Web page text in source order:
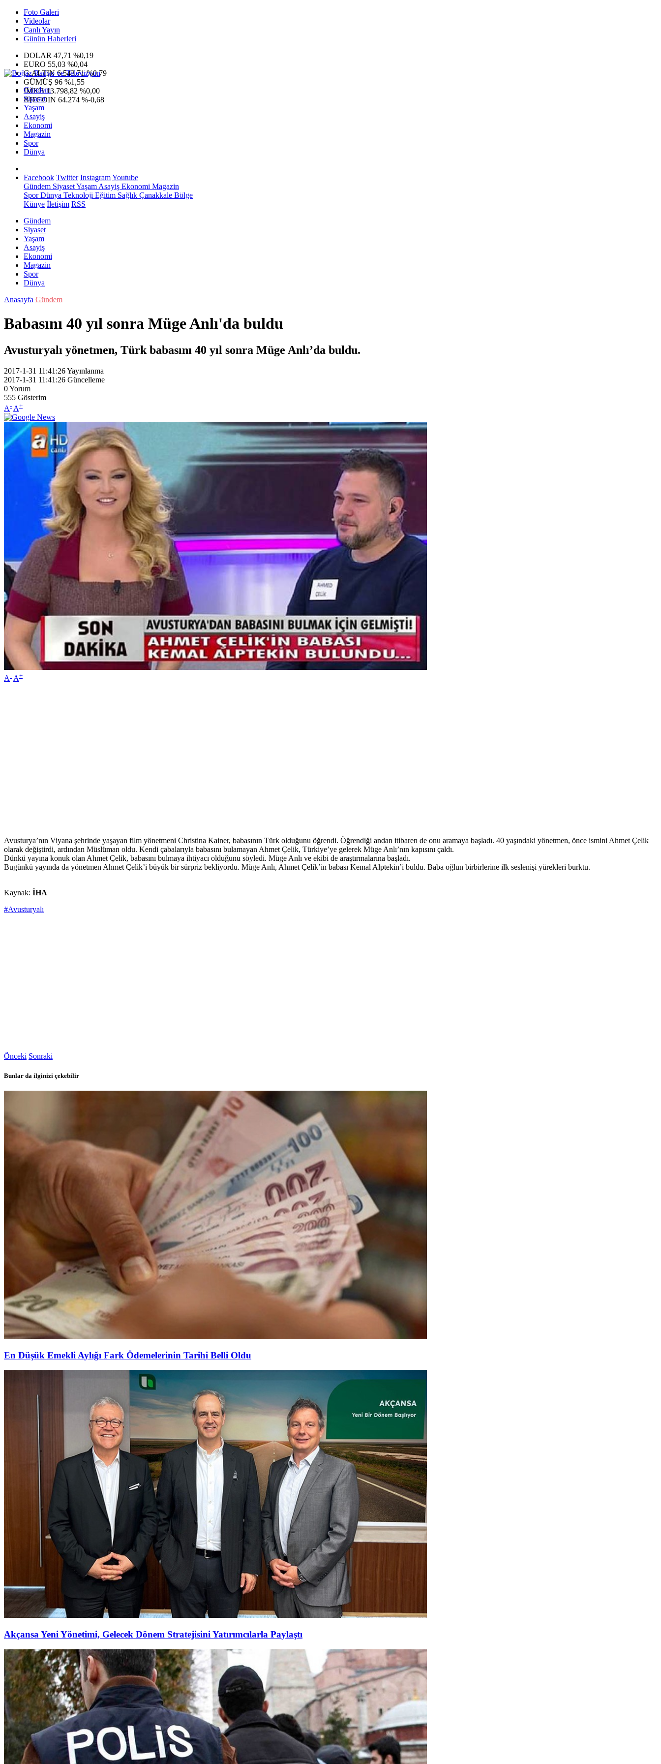
Foto Galeri
Videolar
Canlı Yayın
Günün Haberleri
DOLAR 47,71 %0,19
EURO 55,03 %0,04
G.ALTIN6.543,71 %0,79
GÜMÜŞ 96 %1,55
IMKB13.798,82 %0,00
BITCOIN 64.274 %-0,68
Gündem
Siyaset
Yaşam
Asayiş
Ekonomi
Magazin
Spor
Dünya
Facebook Twitter InstagramYoutube
Gündem SiyasetYaşam Asayiş Ekonomi Magazin
SporDünya Teknoloji Eğitim Sağlık Çanakkale Bölge
Künye İletişim RSS
Gündem
Siyaset
Yaşam
Asayiş
Ekonomi
Magazin
Spor
Dünya
Anasayfa Gündem
Babasını 40 yıl sonra Müge Anlı'da buldu
Avusturyalı yönetmen, Türk babasını 40 yıl sonra Müge Anlı’da buldu.
2017-1-31 11:41:26Yayınlanma
2017-1-31 11:41:26 Güncelleme
0Yorum
555 Gösterim
A- A+
A- A+
Avusturya’nın Viyana şehrinde yaşayan film yönetmeni Christina Kainer, babasının Türk olduğunu öğrendi. Öğrendiği andan itibaren de onu aramaya başladı. 40 yaşındaki yönetmen, önce ismini Ahmet Çelik
olarak değiştirdi, ardından Müslüman oldu. Kendi çabalarıyla babasını bulamayan Ahmet Çelik, Türkiye’ye gelerek Müge Anlı’nın kapısını çaldı.
Dünkü yayına konuk olan Ahmet Çelik, babasını bulmaya ihtiyacı olduğunu söyledi. Müge Anlı ve ekibi de araştırmalarına başladı.
Bugünkü yayında da yönetmen Ahmet Çelik’i büyük bir sürpriz bekliyordu. Müge Anlı, Ahmet Çelik’in babası Kemal Alptekin’i buldu. Baba oğlun birbirlerine ilk seslenişi yürekleri burktu.
Kaynak: İHA
#Avusturyalı
Önceki Sonraki
Bunlar da ilginizi çekebilir
En Düşük Emekli Aylığı Fark Ödemelerinin Tarihi Belli Oldu
Akçansa Yeni Yönetimi, Gelecek Dönem Stratejisini Yatırımcılarla Paylaştı